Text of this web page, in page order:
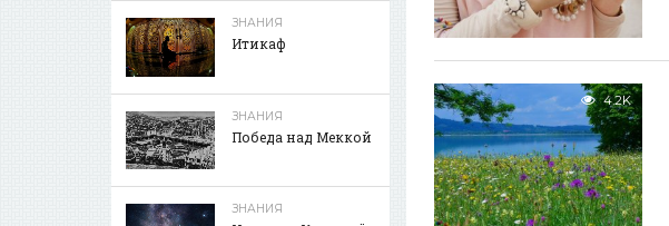
4.2K
ЗНАНИЯ
Итикаф
ЗНАНИЯ
Победа над Меккой
ЗНАНИЯ